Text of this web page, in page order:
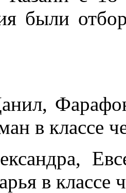
были
в классе
в классе